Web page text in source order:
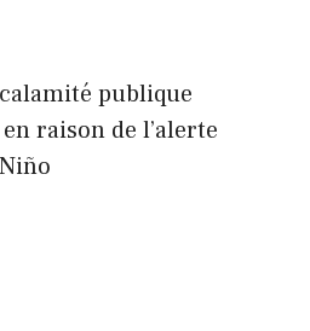
publique
raison de l’alerte